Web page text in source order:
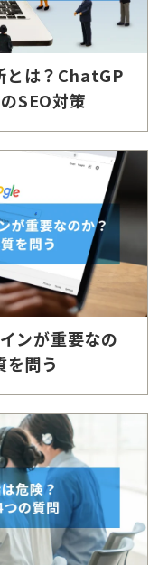
とは？ChatGP
SEO対策
ンが重要なの
問う